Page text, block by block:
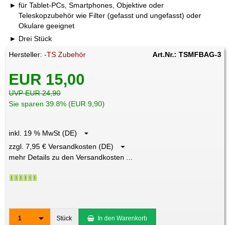
für Tablet-PCs, Smartphones, Objektive oder
Teleskopzubehör wie Filter (gefasst und ungefasst) oder
Okulare geeignet
Drei Stück
Hersteller:-TS Zubehör Art.Nr.: TSMFBAG-3
EUR 15,00
UVP EUR 24,90
Sie sparen 39.8% (EUR 9,90)
inkl. 19 % MwSt (DE)
zzgl. 7,95 € Versandkosten (DE)
mehr Details zu den Versandkosten ...
1 Stück In den Warenkorb